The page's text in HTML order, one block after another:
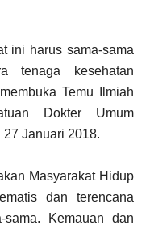
ini harus sama-sama
tenaga kesehatan
Temu Ilmiah
Dokter Umum
27 Januari 2018.
Masyarakat Hidup
dan terencana
sama. Kemauan dan